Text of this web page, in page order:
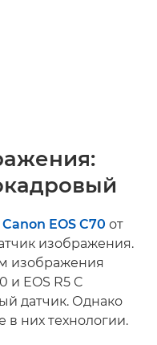
Canon EOS C70 от
изображения.
изображения
и EOS R5 C
датчик. Однако
них технологии.